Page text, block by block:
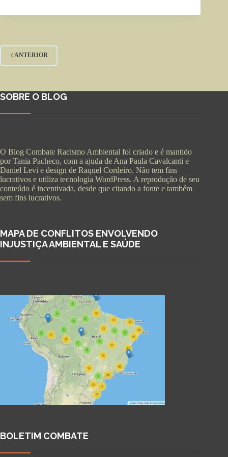
ANTERIOR
SOBRE O BLOG
O Blog Combate Racismo Ambiental foi criado e é mantido
por Tania Pacheco, com a ajuda de Ana Paula Cavalcanti e
Daniel Levi e design de Raquel Cordeiro. Não tem fins
lucrativos e utiliza tecnologia WordPress. A reprodução de seu
conteúdo é incentivada, desde que citando a fonte e também
sem fins lucrativos.
MAPA DE CONFLITOS ENVOLVENDO
INJUSTIÇA AMBIENTAL E SAÚDE
BOLETIM COMBATE